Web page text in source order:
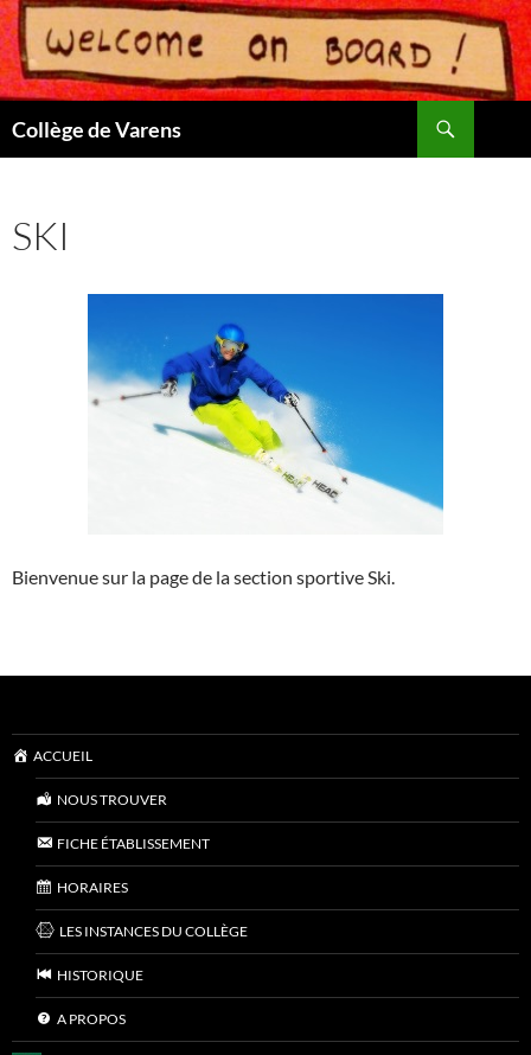
Aller
au
contenu
Collège de Varens
SKI
Bienvenue sur la page de la section sportive Ski.
ACCUEIL
NOUS TROUVER
FICHE ÉTABLISSEMENT
HORAIRES
LES INSTANCES DU COLLÈGE
HISTORIQUE
A PROPOS